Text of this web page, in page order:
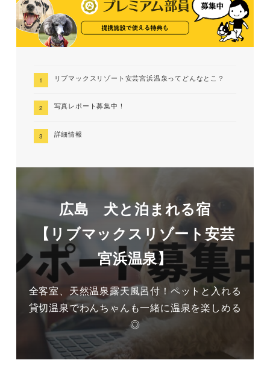
リブマックスリゾート安芸宮浜温泉ってどんなとこ？
写真レポート募集中！
詳細情報
広島 犬と泊まれる宿
【リブマックスリゾート安芸
宮浜温泉】
全客室、天然温泉露天風呂付！ペットと入れる
貸切温泉でわんちゃんも一緒に温泉を楽しめる
◎